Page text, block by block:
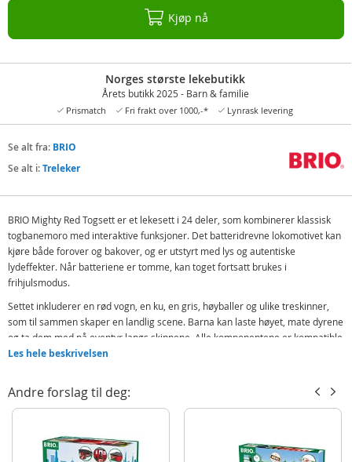
Kjøp nå
Norges største lekebutikk
Årets butikk 2025 - Barn & familie
Prismatch Fri frakt over 1000,-* Lynrask levering
Se alt fra: BRIO
Se alt i:Treleker
BRIO Mighty Red Togsett er et lekesett i 24 deler, som kombinerer klassisk
togbanemoro med interaktive funksjoner. Det batteridrevne lokomotivet kan
kjøre både forover og bakover, og er utstyrt med lys og autentiske
lydeffekter. Når batteriene er tomme, kan toget fortsatt brukes i
frihjulsmodus.
Settet inkluderer en rød vogn, en ku, en gris, høyballer og ulike treskinner,
som til sammen skaper en landlig scene. Barna kan laste høyet, mate dyrene
og ta dem med på eventyr langs skinnene. Alle komponentene er kompatible
med øvrige BRIO World-produkter, noe som gir mulighet for utvidelse og
Inneholder:
Mighty red lkomotiv
12 skinner i tre, landlig overgang og mer
Les hele beskrivelsen
Andre forslag til deg: